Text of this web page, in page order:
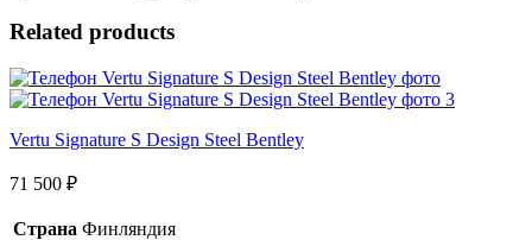
Related products
Vertu Signature S Design Steel Bentley
71 500 ₽
Страна Финляндия